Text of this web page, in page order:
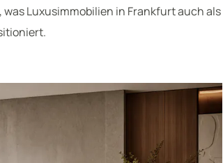
was Luxusimmobilien in Frankfurt auch als